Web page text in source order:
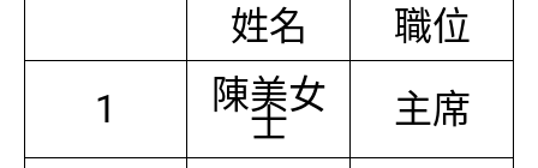
姓名
職位
1
陳美女
士 主席